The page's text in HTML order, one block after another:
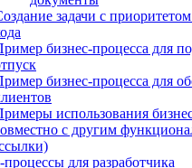
задачи с
бизнес-процесса для
бизнес-процесса для
использования
с другим
процессы для разработчика